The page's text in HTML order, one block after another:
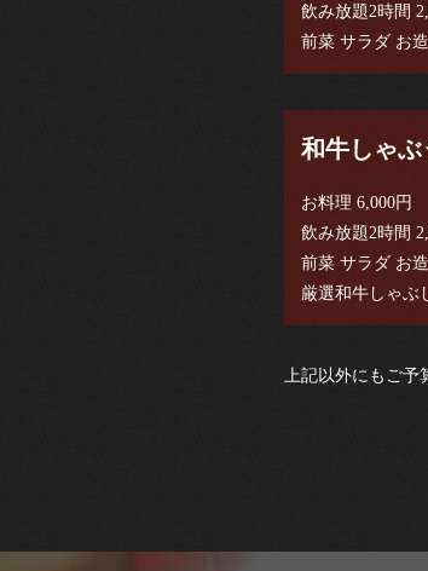
飲み放題2時間
前菜 サラダ お
和牛しゃぶ
お料理 6,000円
飲み放題2時間
前菜 サラダ お
厳選和牛しゃぶ
上記以外にもご予